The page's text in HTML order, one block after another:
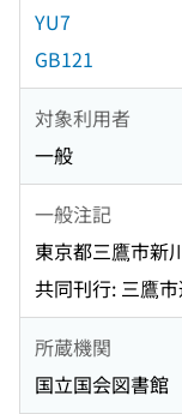
YU7
GB121
対象利用者
一般
一般注記
東京都三鷹市新
共同刊行: 三鷹
所蔵機関
国立国会図書館